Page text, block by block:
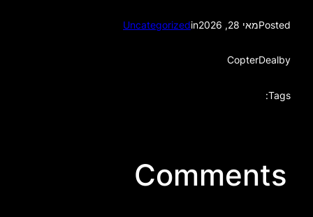
Postedמאי 28, 2026 in
Uncategorized
by
CopterDeal
Tags:
Comments